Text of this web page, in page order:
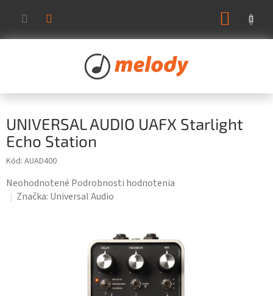
obsah
UNIVERSAL AUDIO UAFX Starlight
Echo Station
Kód: AUAD400
Priemerné
hodnotenie
Neohodnotené Podrobnosti hodnotenia
Značka: Universal Audio